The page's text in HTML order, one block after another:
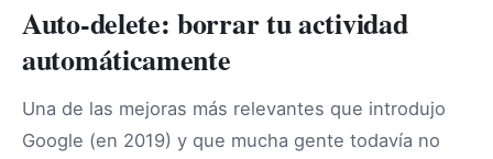
Auto-delete: borrar tu actividad
automáticamente
Una de las mejoras más relevantes que introdujo
Google (en 2019) y que mucha gente todavía no